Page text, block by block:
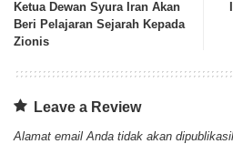
Ketua Dewan Syura Iran Akan
Beri Pelajaran Sejarah Kepada
Zionis
Leave a Review
Alamat email Anda tidak akan